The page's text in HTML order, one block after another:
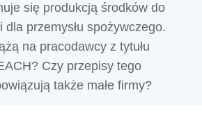
się produkcją środków do
dla przemysłu spożywczego.
na pracodawcy z tytułu
Czy przepisy tego
także małe firmy?